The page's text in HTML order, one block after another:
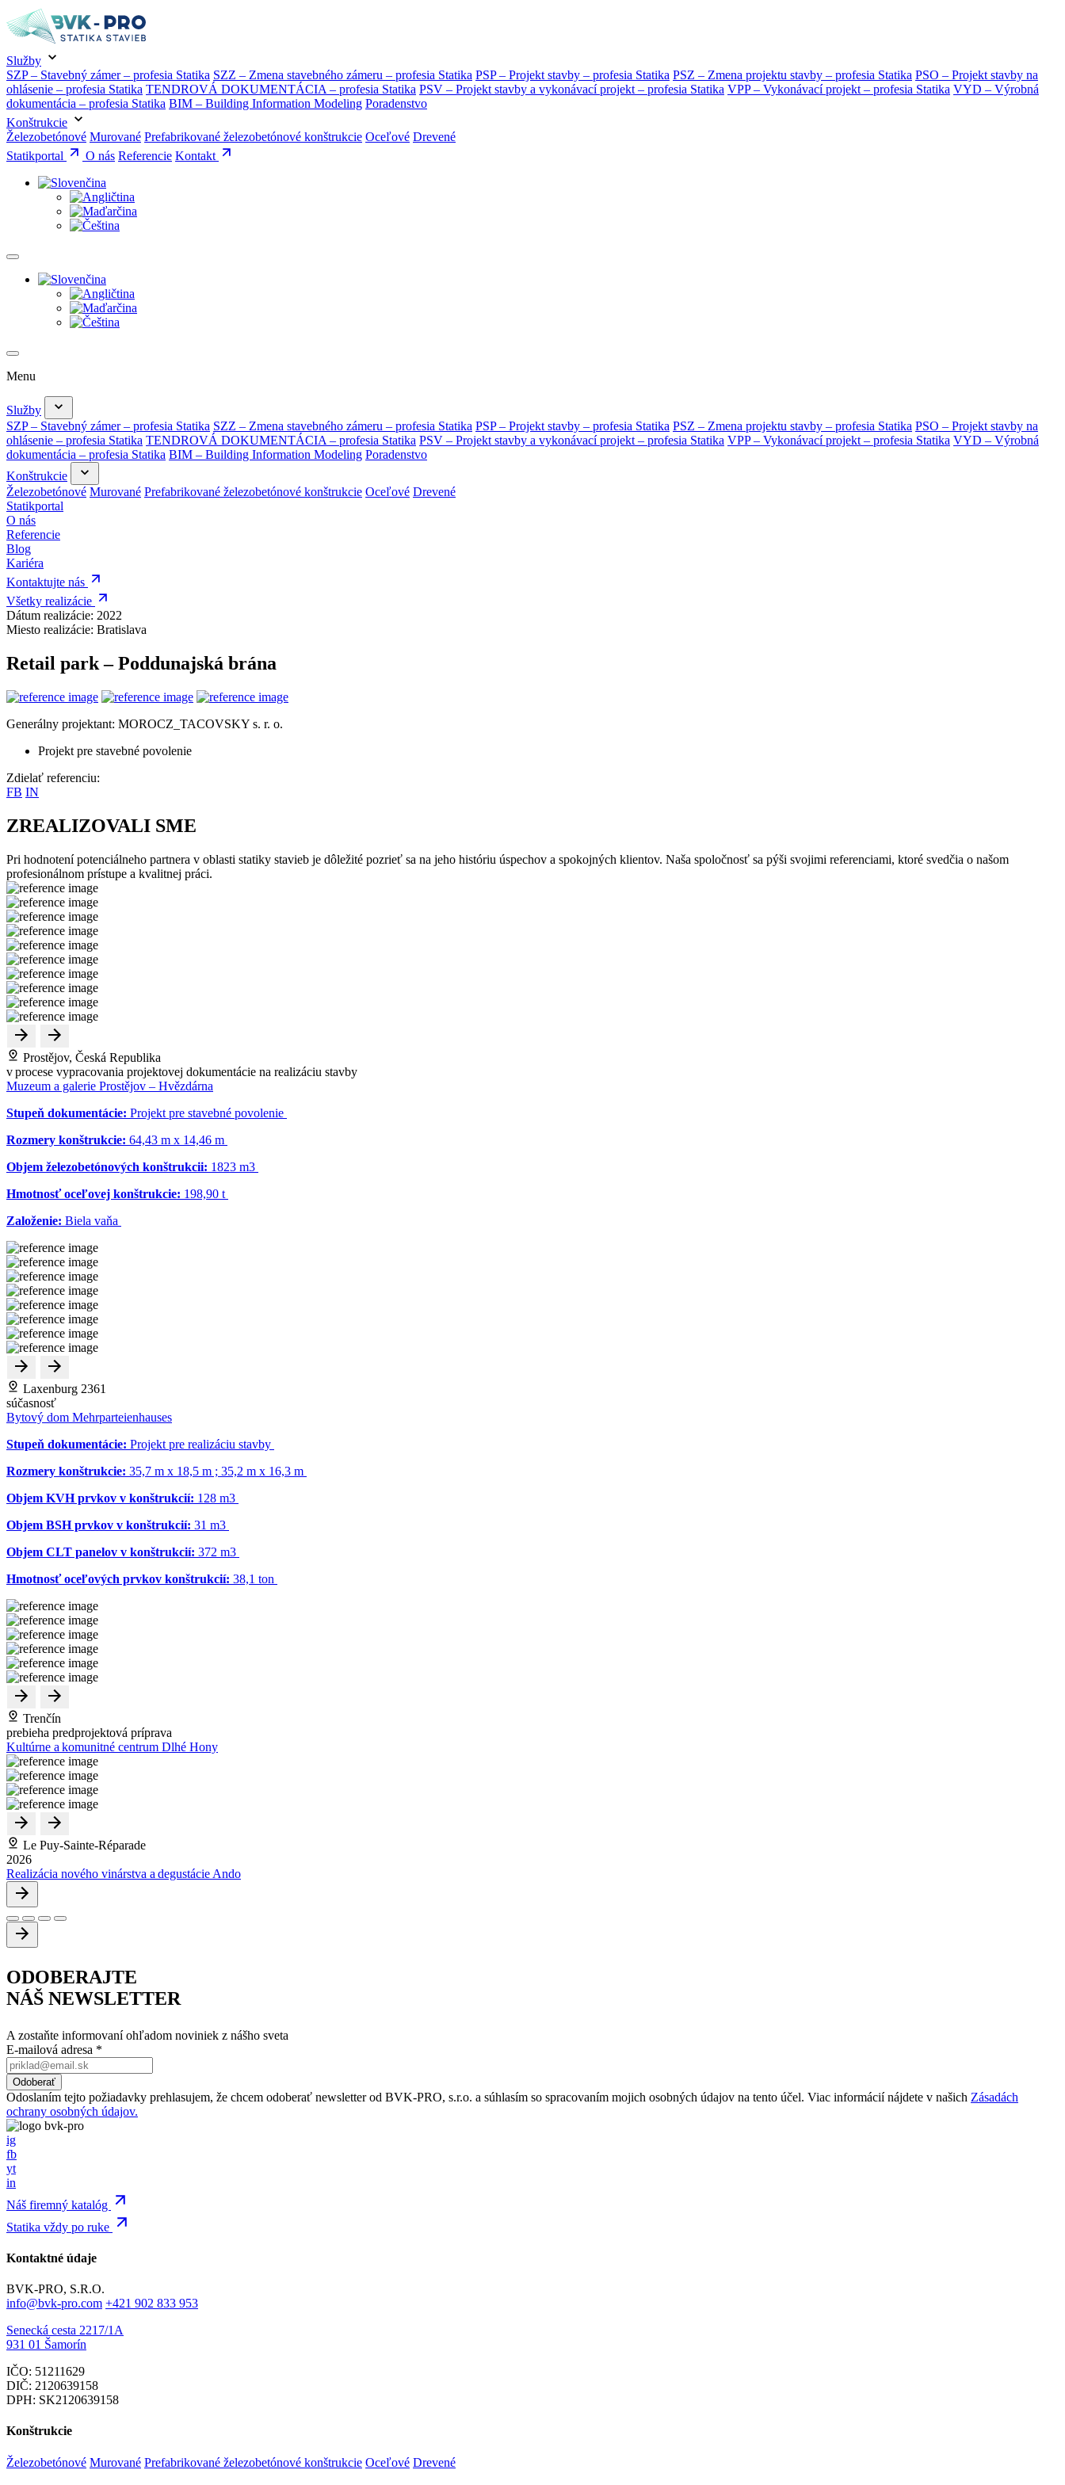
Služby
SZP – Stavebný zámer – profesia Statika SZZ – Zmena stavebného zámeru – profesia Statika PSP – Projekt stavby – profesia Statika PSZ – Zmena projektu stavby – profesia Statika PSO – Projekt stavby na
ohlásenie – profesia Statika TENDROVÁ DOKUMENTÁCIA – profesia Statika PSV – Projekt stavby a vykonávací projekt – profesia Statika VPP – Vykonávací projekt – profesia Statika VYD – Výrobná
dokumentácia – profesia Statika BIM – Building Information Modeling Poradenstvo
Konštrukcie
Železobetónové Murované Prefabrikované železobetónové konštrukcie Oceľové Drevené
Statikportal
O nás Referencie Kontakt
Menu
Služby
SZP – Stavebný zámer – profesia Statika SZZ – Zmena stavebného zámeru – profesia Statika PSP – Projekt stavby – profesia Statika PSZ – Zmena projektu stavby – profesia Statika PSO – Projekt stavby na
ohlásenie – profesia Statika TENDROVÁ DOKUMENTÁCIA – profesia Statika PSV – Projekt stavby a vykonávací projekt – profesia Statika VPP – Vykonávací projekt – profesia Statika VYD – Výrobná
dokumentácia – profesia Statika BIM – Building Information Modeling Poradenstvo
Konštrukcie
Železobetónové Murované Prefabrikované železobetónové konštrukcie Oceľové Drevené
Statikportal
O nás
Referencie
Blog
Kariéra
Kontaktujte nás
Všetky realizácie
Dátum realizácie: 2022
Miesto realizácie: Bratislava
Retail park – Poddunajská brána
Generálny projektant: MOROCZ_TACOVSKY s. r. o.
Projekt pre stavebné povolenie
Zdielať referenciu:
FB IN
ZREALIZOVALI SME
Pri hodnotení potenciálneho partnera v oblasti statiky stavieb je dôležité pozrieť sa na jeho históriu úspechov a spokojných klientov. Naša spoločnosť sa pýši svojimi referenciami, ktoré svedčia o našom
profesionálnom prístupe a kvalitnej práci.
Prostějov, Česká Republika
v procese vypracovania projektovej dokumentácie na realizáciu stavby
Muzeum a galerie Prostějov – Hvězdárna
Stupeň dokumentácie: Projekt pre stavebné povolenie
Rozmery konštrukcie: 64,43 m x 14,46 m
Objem železobetónových konštrukcii: 1823 m3
Hmotnosť oceľovej konštrukcie: 198,90 t
Založenie: Biela vaňa
Laxenburg 2361
súčasnosť
Bytový dom Mehrparteienhauses
Stupeň dokumentácie: Projekt pre realizáciu stavby
Rozmery konštrukcie: 35,7 m x 18,5 m ; 35,2 m x 16,3 m
Objem KVH prvkov v konštrukcií: 128 m3
Objem BSH prvkov v konštrukcií: 31 m3
Objem CLT panelov v konštrukcií: 372 m3
Hmotnosť oceľových prvkov konštrukcií: 38,1 ton
Trenčín
prebieha predprojektová príprava
Kultúrne a komunitné centrum Dlhé Hony
Le Puy-Sainte-Réparade
2026
Realizácia nového vinárstva a degustácie Ando
ODOBERAJTE
NÁŠ NEWSLETTER
A zostaňte informovaní ohľadom noviniek z nášho sveta
E-mailová adresa *
Odoslaním tejto požiadavky prehlasujem, že chcem odoberať newsletter od BVK-PRO, s.r.o. a súhlasím so spracovaním mojich osobných údajov na tento účel. Viac informácií nájdete v našich Zásadách
ochrany osobných údajov.
ig
fb
yt
in
Náš firemný katalóg
Statika vždy po ruke
Kontaktné údaje
BVK-PRO, S.R.O.
info@bvk-pro.com +421 902 833 953
Senecká cesta 2217/1A
931 01 Šamorín
IČO: 51211629
DIČ: 2120639158
DPH: SK2120639158
Konštrukcie
Železobetónové Murované Prefabrikované železobetónové konštrukcie Oceľové Drevené